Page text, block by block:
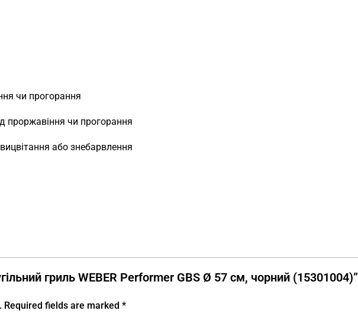
чи прогорання
проржавіння чи прогорання
або знебарвлення
гриль WEBER Performer GBS Ø 57 см, чорний (15301004)”
Required fields are marked *